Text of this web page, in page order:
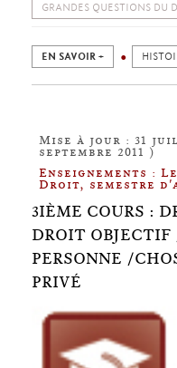
GRANDES QUESTIONS DU
EN SAVOIR +
Mise à jour : 31
septembre 2011 )
Enseignements :
Droit, semestre
3IÈME COURS :
DROIT
PERSONNE /
PRIVÉ